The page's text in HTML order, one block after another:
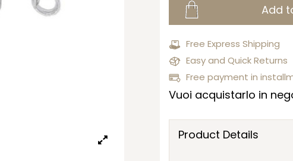
Add
Free Express Shipping
Easy and Quick Returns
Free payment in
Vuoi acquistarlo in
Product Details